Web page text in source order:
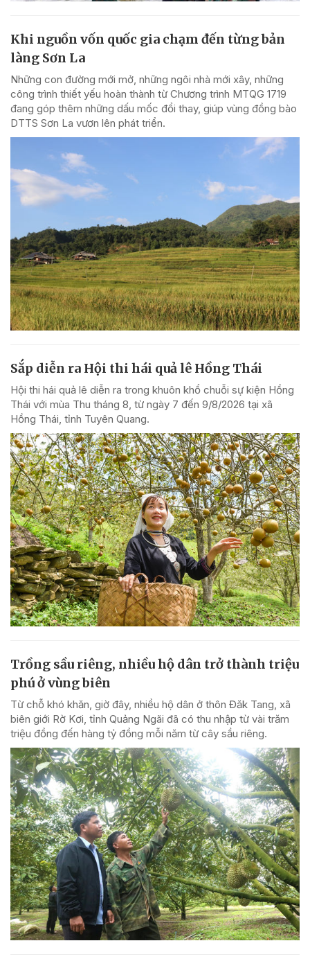
Khi nguồn vốn quốc gia chạm đến từng bản
làng Sơn La
Những con đường mới mở, những ngôi nhà mới xây, những
công trình thiết yếu hoàn thành từ Chương trình MTQG 1719
đang góp thêm những dấu mốc đổi thay, giúp vùng đồng bào
DTTS Sơn La vươn lên phát triển.
Sắp diễn ra Hội thi hái quả lê Hồng Thái
Hội thi hái quả lê diễn ra trong khuôn khổ chuỗi sự kiện Hồng
Thái với mùa Thu tháng 8, từ ngày 7 đến 9/8/2026 tại xã
Hồng Thái, tỉnh Tuyên Quang.
Trồng sầu riêng, nhiều hộ dân trở thành triệu
phú ở vùng biên
Từ chỗ khó khăn, giờ đây, nhiều hộ dân ở thôn Đăk Tang, xã
biên giới Rờ Kơi, tỉnh Quảng Ngãi đã có thu nhập từ vài trăm
triệu đồng đến hàng tỷ đồng mỗi năm từ cây sầu riêng.